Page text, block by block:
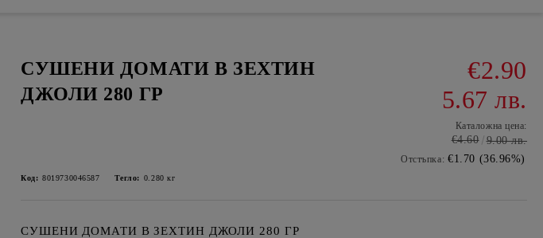
СУШЕНИ ДОМАТИ В ЗЕХТИН
ДЖОЛИ 280 ГР
€2.90
5.67 лв.
Каталожна цена:
€4.60 9.00 лв.
Отстъпка: €1.70 (36.96%)
Код: 8019730046587 Тегло: 0.280 кг
СУШЕНИ ДОМАТИ В ЗЕХТИН ДЖОЛИ 280 ГР